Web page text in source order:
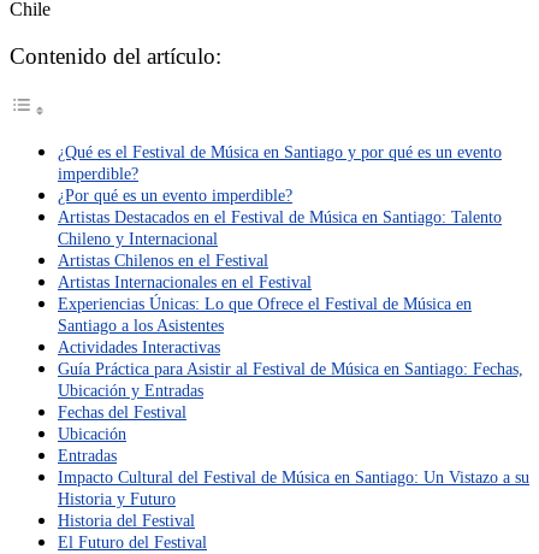
Contenido del artículo:
¿Qué es el Festival de Música en Santiago y por qué es un evento
imperdible?
¿Por qué es un evento imperdible?
Artistas Destacados en el Festival de Música en Santiago: Talento
Chileno y Internacional
Artistas Chilenos en el Festival
Artistas Internacionales en el Festival
Experiencias Únicas: Lo que Ofrece el Festival de Música en
Santiago a los Asistentes
Actividades Interactivas
Guía Práctica para Asistir al Festival de Música en Santiago: Fechas,
Ubicación y Entradas
Fechas del Festival
Ubicación
Entradas
Impacto Cultural del Festival de Música en Santiago: Un Vistazo a su
Historia y Futuro
Historia del Festival
El Futuro del Festival